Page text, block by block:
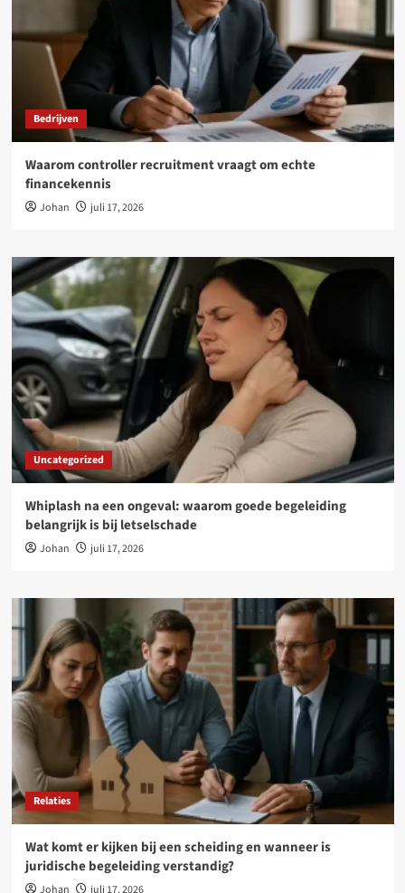
Bedrijven
Waarom controller recruitment vraagt om echte
financekennis
Johan juli 17, 2026
Uncategorized
Whiplash na een ongeval: waarom goede begeleiding
belangrijk is bij letselschade
Johan juli 17, 2026
Relaties
Wat komt er kijken bij een scheiding en wanneer is
juridische begeleiding verstandig?
Johan juli 17, 2026